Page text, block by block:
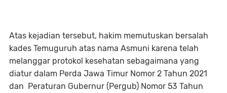
Atas kejadian tersebut, hakim memutuskan bersalah
kades Temuguruh atas nama Asmuni karena telah
melanggar protokol kesehatan sebagaimana yang
diatur dalam Perda Jawa Timur Nomor 2 Tahun 2021
dan Peraturan Gubernur (Pergub) Nomor 53 Tahun